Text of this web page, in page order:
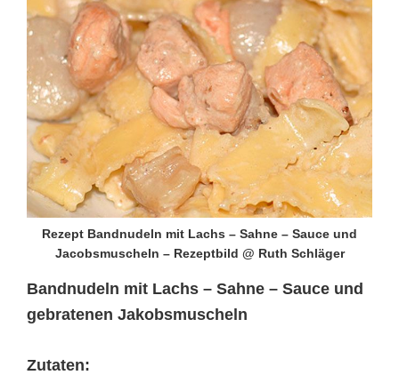
Rezept Bandnudeln mit Lachs – Sahne – Sauce und
Jacobsmuscheln – Rezeptbild @ Ruth Schläger
Bandnudeln mit Lachs – Sahne – Sauce und
gebratenen Jakobsmuscheln
Zutaten: